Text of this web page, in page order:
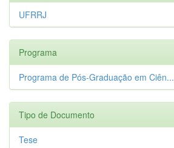
UFRRJ
Programa
Programa de Pós-Graduação em Ciên...
Tipo de Documento
Tese